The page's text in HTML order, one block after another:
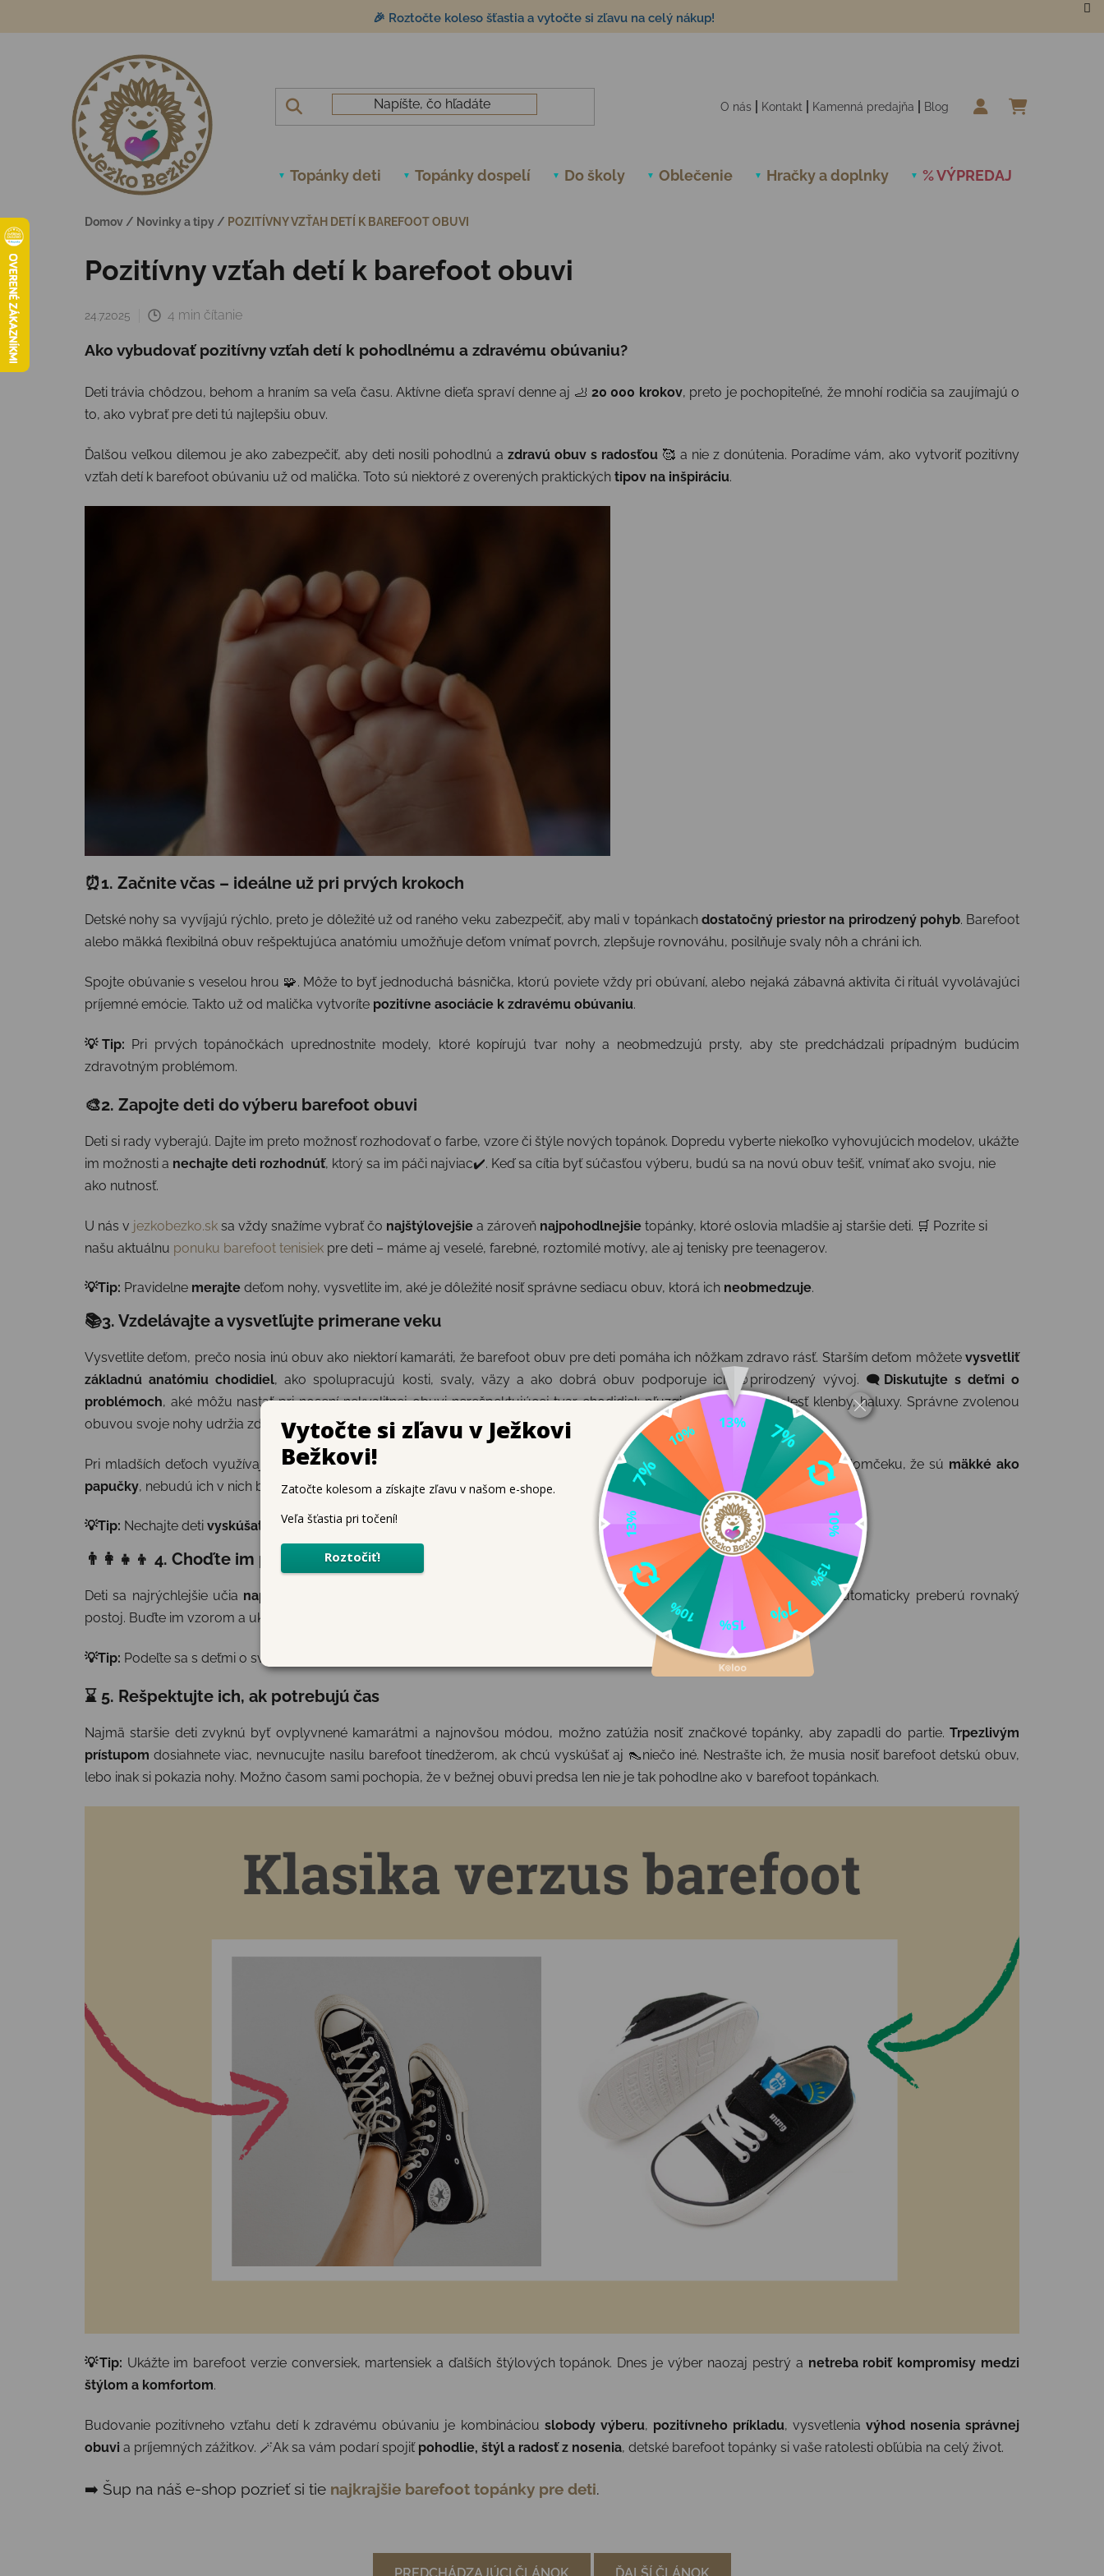
🎉 Roztočte koleso šťastia a vytočte si zľavu na celý nákup!
O nás Kontakt Kamenná predajňa Blog
Topánky deti Topánky dospelí Do školy Oblečenie Hračky a doplnky % VÝPREDAJ
Domov / Novinky a tipy / POZITÍVNY VZŤAH DETÍ K BAREFOOT OBUVI
Pozitívny vzťah detí k barefoot obuvi
24.7.2025 4 min čítanie
Ako vybudovať pozitívny vzťah detí k pohodlnému a zdravému obúvaniu?
Deti trávia chôdzou, behom a hraním sa veľa času. Aktívne dieťa spraví denne aj 🦶 20 000 krokov, preto je pochopiteľné, že mnohí rodičia sa zaujímajú o
to, ako vybrať pre deti tú najlepšiu obuv.
Ďalšou veľkou dilemou je ako zabezpečiť, aby deti nosili pohodlnú a zdravú obuv s radosťou 🥰 a nie z donútenia. Poradíme vám, ako vytvoriť pozitívny
vzťah detí k barefoot obúvaniu už od malička. Toto sú niektoré z overených praktických tipov na inšpiráciu.
⏰1. Začnite včas – ideálne už pri prvých krokoch
Detské nohy sa vyvíjajú rýchlo, preto je dôležité už od raného veku zabezpečiť, aby mali v topánkach dostatočný priestor na prirodzený pohyb. Barefoot
alebo mäkká flexibilná obuv rešpektujúca anatómiu umožňuje deťom vnímať povrch, zlepšuje rovnováhu, posilňuje svaly nôh a chráni ich.
Spojte obúvanie s veselou hrou 🧩. Môže to byť jednoduchá básnička, ktorú poviete vždy pri obúvaní, alebo nejaká zábavná aktivita či rituál vyvolávajúci
príjemné emócie. Takto už od malička vytvoríte pozitívne asociácie k zdravému obúvaniu.
💡Tip: Pri prvých topánočkách uprednostnite modely, ktoré kopírujú tvar nohy a neobmedzujú prsty, aby ste predchádzali prípadným budúcim
zdravotným problémom.
🎨2. Zapojte deti do výberu barefoot obuvi
Deti si rady vyberajú. Dajte im preto možnosť rozhodovať o farbe, vzore či štýle nových topánok. Dopredu vyberte niekoľko vyhovujúcich modelov, ukážte
im možnosti a nechajte deti rozhodnúť, ktorý sa im páči najviac✔️. Keď sa cítia byť súčasťou výberu, budú sa na novú obuv tešiť, vnímať ako svoju, nie
ako nutnosť.
U nás v jezkobezko.sk sa vždy snažíme vybrať čo najštýlovejšie a zároveň najpohodlnejšie topánky, ktoré oslovia mladšie aj staršie deti. 🛒 Pozrite si
našu aktuálnu ponuku barefoot tenisiek pre deti – máme aj veselé, farebné, roztomilé motívy, ale aj tenisky pre teenagerov.
💡Tip: Pravidelne merajte deťom nohy, vysvetlite im, aké je dôležité nosiť správne sediacu obuv, ktorá ich neobmedzuje.
📚3. Vzdelávajte a vysvetľujte primerane veku
Vysvetlite deťom, prečo nosia inú obuv ako niektorí kamaráti, že barefoot obuv pre deti pomáha ich nôžkam zdravo rásť. Starším deťom môžete vysvetliť
základnú anatómiu chodidiel, ako spolupracujú kosti, svaly, väzy a ako dobrá obuv podporuje ich ☺️prirodzený vývoj. 🗨️ Diskutujte s deťmi o
problémoch, aké môžu nastať pri nosení nekvalitnej obuvi nerešpektujúcej tvar chodidiel: pľuzgiere, odreniny, bolesť klenby, haluxy. Správne zvolenou
obuvou svoje nohy udržia zdravé a môžu týmto problémom predchádzať.
Pri mladších deťoch využívajte hravé a názorné porovnania , napríklad že prsty majú v topánočke dostatok miesta ako v domčeku, že sú mäkké ako
papučky, nebudú ich v nich bolieť nožičky a pod. Pomôžu tiež jednoduché hry a 🎊zábavné aktivity.
💡Tip: Nechajte deti vyskúšať rôzne párytopánok, vrátane klasickej obuvi, aby na vlastnej koži pocítili rozdiel.
👨‍👩‍👧‍👦 4. Choďte im príkladom a noste barefoot topánky
Deti sa najrýchlejšie učia napodobňovaním . Ak vidia, že aj ich rodičia nosia zdravú obuv a majú k nej pozitívny vzťah
, automaticky preberú rovnaký
postoj. Buďte im vzorom a ukážte, že uprednostňujete✨ zdravie pred trendmi.
💡Tip: Podeľte sa s deťmi o svoje skúsenosti s nosením klasickej obuvi a ako prechod na barefoot pomohol vám.
⌛ 5. Rešpektujte ich, ak potrebujú čas
Najmä staršie deti zvyknú byť ovplyvnené kamarátmi a najnovšou módou, možno zatúžia nosiť značkové topánky, aby zapadli do partie. Trpezlivým
prístupom dosiahnete viac, nevnucujte nasilu barefoot tínedžerom, ak chcú vyskúšať aj 👠niečo iné. Nestrašte ich, že musia nosiť barefoot detskú obuv,
lebo inak si pokazia nohy. Možno časom sami pochopia, že v bežnej obuvi predsa len nie je tak pohodlne ako v barefoot topánkach.
💡Tip: Ukážte im barefoot verzie conversiek, martensiek a ďalších štýlových topánok. Dnes je výber naozaj pestrý a netreba robiť kompromisy medzi
štýlom a komfortom.
Budovanie pozitívneho vzťahu detí k zdravému obúvaniu je kombináciou slobody výberu, pozitívneho príkladu, vysvetlenia výhod nosenia správnej
obuvi a príjemných zážitkov. 🪄Ak sa vám podarí spojiť pohodlie, štýl a radosť z nosenia, detské barefoot topánky si vaše ratolesti obľúbia na celý život.
➡️ Šup na náš e-shop pozrieť si tie najkrajšie barefoot topánky pre deti.
PREDCHÁDZAJÚCI ČLÁNOK ĎALŠÍ ČLÁNOK